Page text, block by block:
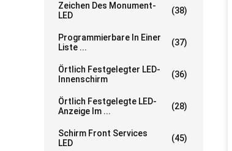
Zeichen Des Monument-
LED
(38)
Programmierbare In Einer
Liste ...
(37)
Örtlich Festgelegter LED-
Innenschirm
(36)
Örtlich Festgelegte LED-
Anzeige Im ...
(28)
Schirm Front Services
LED
(45)